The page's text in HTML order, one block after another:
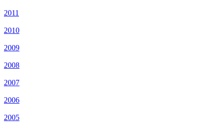
2011
2010
2009
2008
2007
2006
2005